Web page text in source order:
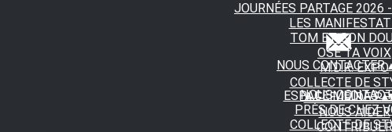
JOURNÉES PARTAGE 2026
LES
TOM ET SON
OSE TA VOIX
M.D.R. EXPO
COLLECTE DE
A FLEUR DE
NOUS AIDER
CONTRIBUER
NOUS CONTACTER
NOUS
PRÈS DE CHEZ
COLLECTE DE
ESPACE MEDIAS▴